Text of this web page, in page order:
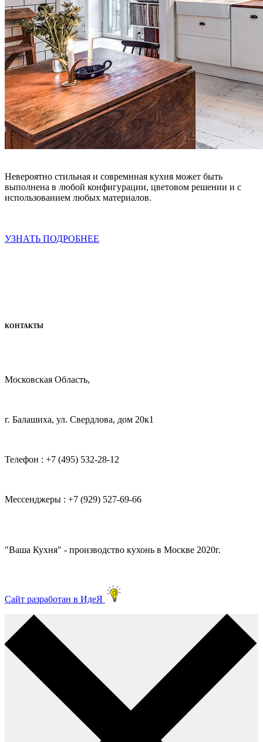
Невероятно стильная и совремнная кухня может быть
выполнена в любой конфигурации, цветовом решении и с
использованием любых материалов.
УЗНАТЬ ПОДРОБНЕЕ
КОНТАКТЫ
Московская Область,
г. Балашиха, ул. Свердлова, дом 20к1
Телефон : +7 (495) 532-28-12
Мессенджеры : +7 (929) 527-69-66
"Ваша Кухня" - производство кухонь в Москве 2020г.
Сайт разработан в ИдеЯ